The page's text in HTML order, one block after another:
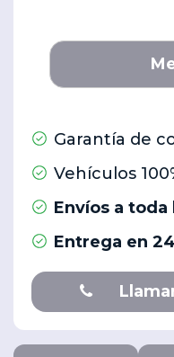
Garantía de
Vehículos
Envíos a toda
Entrega en